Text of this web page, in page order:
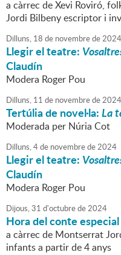
a càrrec de Xevi Roviró,
Jordi Bilbeny escriptor i
Dilluns, 18 de novembrede2024
Llegir el teatre:
Claudín
Modera Roger Pou
Dilluns, 11 de novembrede2024
Tertúlia de novel·la:La
Moderada per Núria Cot
Dilluns,4de novembrede2024
Llegir el teatre:
Claudín
Modera Roger Pou
Dijous,31 d'octubrede2024
Hora del conte
a càrrec de Montserrat
infants a partir de 4 anys